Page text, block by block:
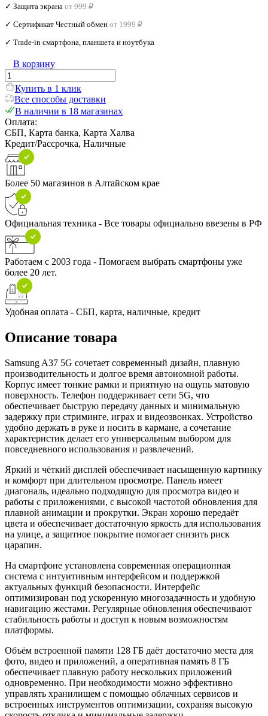
✓ Защита экрана от 999 ₽
✓ Сертификат Честный обмен от 1999 ₽
✓ Trade‑in смартфона, планшета и ноутбука
В корзину
Купить в 1 клик
Все способы доставки
В наличии в 18 магазинах
Оплата:
СБП, Карта банка, Карта Халва
Кредит/Рассрочка, Наличные
Более 50 магазинов в Алтайском крае
Официальная техника - Все товары официально ввезены в РФ
Работаем с 2003 года - Помогаем выбрать смартфоны уже
более 20 лет.
Удобная оплата - СБП, карта, наличные, кредит
Описание товара
Samsung A37 5G сочетает современный дизайн, плавную
производительность и долгое время автономной работы.
Корпус имеет тонкие рамки и приятную на ощупь матовую
поверхность. Телефон поддерживает сети 5G, что
обеспечивает быструю передачу данных и минимальную
задержку при стриминге, играх и видеозвонках. Устройство
удобно держать в руке и носить в кармане, а сочетание
характеристик делает его универсальным выбором для
повседневного использования и развлечений.
Яркий и чёткий дисплей обеспечивает насыщенную картинку
и комфорт при длительном просмотре. Панель имеет
диагональ, идеально подходящую для просмотра видео и
работы с приложениями, с высокой частотой обновления для
плавной анимации и прокрутки. Экран хорошо передаёт
цвета и обеспечивает достаточную яркость для использования
на улице, а защитное покрытие помогает снизить риск
царапин.
На смартфоне установлена современная операционная
система с интуитивным интерфейсом и поддержкой
актуальных функций безопасности. Интерфейс
оптимизирован под ускоренную многозадачность и удобную
навигацию жестами. Регулярные обновления обеспечивают
стабильность работы и доступ к новым возможностям
платформы.
Объём встроенной памяти 128 ГБ даёт достаточно места для
фото, видео и приложений, а оперативная память 8 ГБ
обеспечивает плавную работу нескольких приложений
одновременно. При необходимости можно эффективно
управлять хранилищем с помощью облачных сервисов и
встроенных инструментов оптимизации, сохраняя высокую